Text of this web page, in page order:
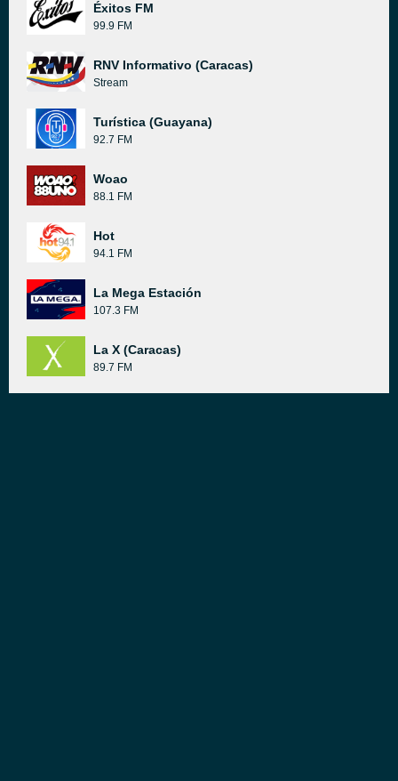
Éxitos FM
99.9 FM
RNV Informativo (Caracas)
Stream
Turística (Guayana)
92.7 FM
Woao
88.1 FM
Hot
94.1 FM
La Mega Estación
107.3 FM
La X (Caracas)
89.7 FM